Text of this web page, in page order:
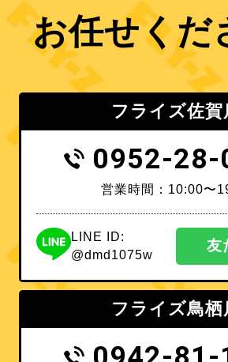
お任せくだ
フライズ佐賀
0952-28-
営業時間：10:00〜
LINE ID:
@dmd1075w
友
フライズ鳥栖